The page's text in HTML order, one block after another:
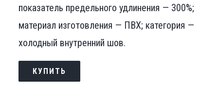
показатель предельного удлинения — 300%;
материал изготовления — ПВХ; категория —
холодный внутренний шов.
КУПИТЬ